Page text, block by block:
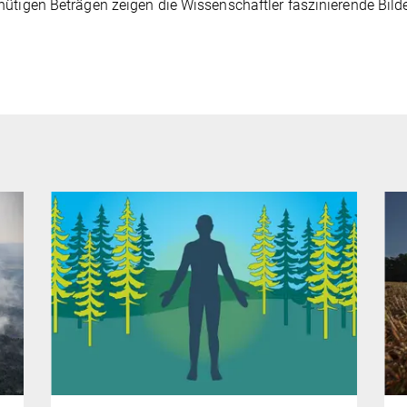
Beträgen zeigen die Wissenschaftler faszinierende